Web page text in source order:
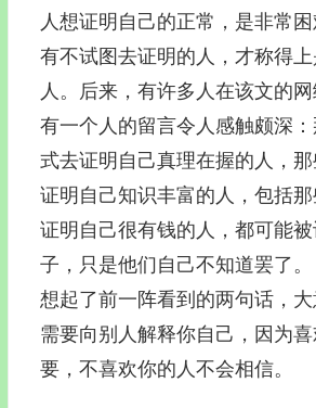
人想证明自己的正常，是非常
有不试图去证明的人，才称得
人。后来，有许多人在该文的网
有一个人的留言令人感触颇深
式去证明自己真理在握的人，
证明自己知识丰富的人，包括
证明自己很有钱的人，都可能
子，只是他们自己不知道罢了。
想起了前一阵看到的两句话，
需要向别人解释你自己，因为
要，不喜欢你的人不会相信。